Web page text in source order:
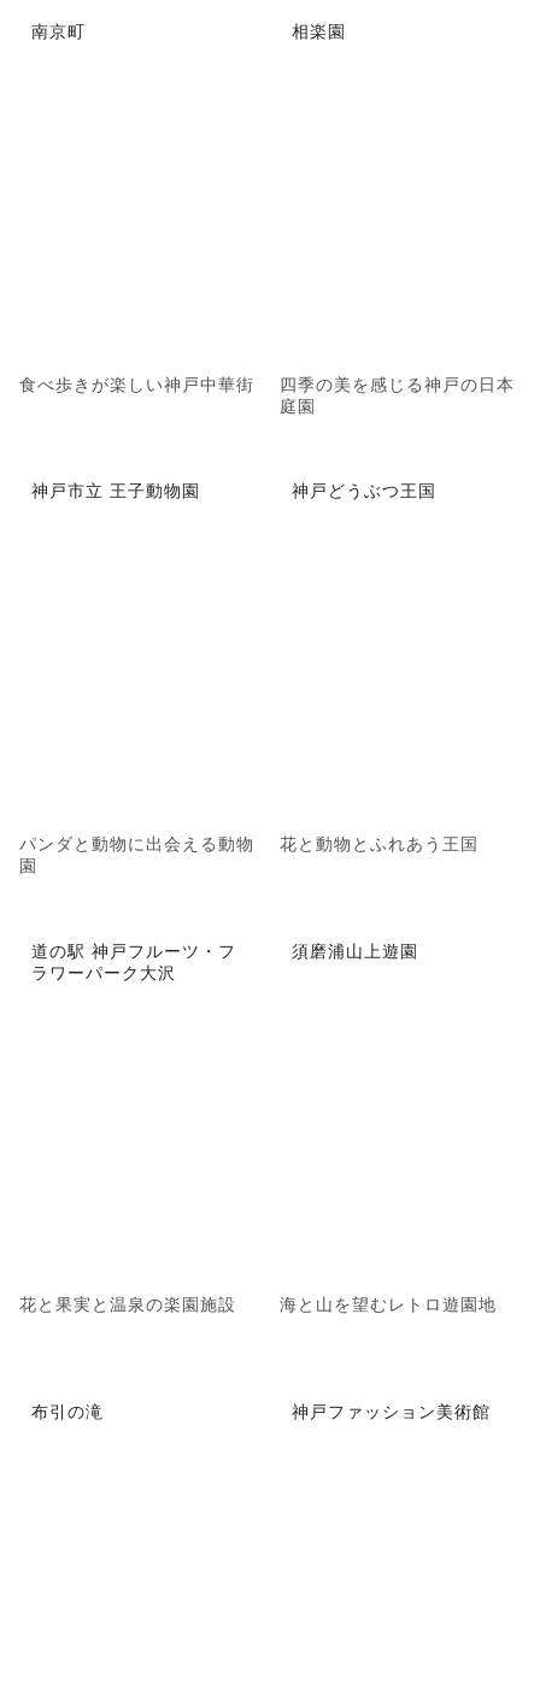
南京町
食べ歩きが楽しい神戸中華街
相楽園
四季の美を感じる神戸の日本
庭園
神戸市立 王子動物園
パンダと動物に出会える動物
園
神戸どうぶつ王国
花と動物とふれあう王国
道の駅 神戸フルーツ・フ
ラワーパーク大沢
花と果実と温泉の楽園施設
須磨浦山上遊園
海と山を望むレトロ遊園地
布引の滝 神戸ファッション美術館